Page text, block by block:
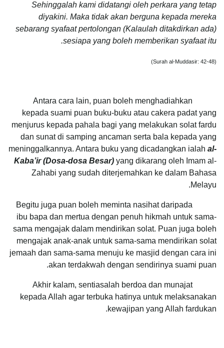
Sehinggalah kami didatangi oleh perkara yang tetap
diyakini. Maka tidak akan berguna kepada mereka
sebarang syafaat pertolongan (Kalaulah ditakdirkan ada)
sesiapa yang boleh memberikan syafaat itu.
(Surah al-Muddasir: 42-48)
Antara cara lain, puan boleh menghadiahkan
kepada suami puan buku-buku atau cakera padat yang
menjurus kepada pahala bagi yang melakukan solat fardu
dan sunat di samping ancaman serta bala kepada yang
meninggalkannya. Antara buku yang dicadangkan ialah al-
Kaba’ir (Dosa-dosa Besar) yang dikarang oleh Imam al-
Zahabi yang sudah diterjemahkan ke dalam Bahasa
Melayu.
Begitu juga puan boleh meminta nasihat daripada
ibu bapa dan mertua dengan penuh hikmah untuk sama-
sama mengajak dalam mendirikan solat. Puan juga boleh
mengajak anak-anak untuk sama-sama mendirikan solat
jemaah dan sama-sama menuju ke masjid dengan cara ini
akan terdakwah dengan sendirinya suami puan.
Akhir kalam, sentiasalah berdoa dan munajat
kepada Allah agar terbuka hatinya untuk melaksanakan
kewajipan yang Allah fardukan.